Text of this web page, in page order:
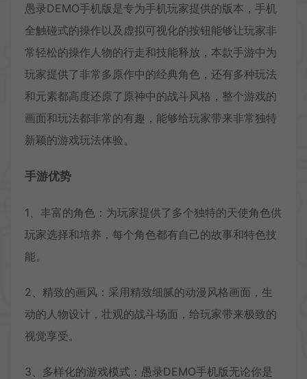
愚录DEMO手机版是专为手机玩家提供的版本，手机
全触碰式的操作以及虚拟可视化的按钮能够让玩家非
常轻松的操作人物的行走和技能释放，本款手游中为
玩家提供了非常多原作中的经典角色，还有多种玩法
和元素都高度还原了原神中的战斗风格，整个游戏的
画面和玩法都非常的有趣，能够给玩家带来非常独特
新颖的游戏玩法体验。
手游优势
1、丰富的角色：为玩家提供了多个独特的天使角色供
玩家选择和培养，每个角色都有自己的故事和特色技
能。
2、精致的画风：采用精致细腻的动漫风格画面，生
动的人物设计，壮观的战斗场面，给玩家带来极致的
视觉享受。
3、多样化的游戏模式：愚录DEMO手机版无论你是